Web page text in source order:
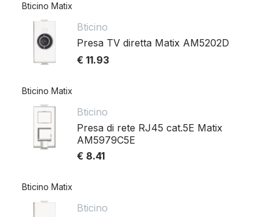
Bticino Matix
Bticino
Presa TV diretta Matix AM5202D
€ 11.93
Bticino Matix
Bticino
Presa di rete RJ45 cat.5E Matix
AM5979C5E
€ 8.41
Bticino Matix
Bticino